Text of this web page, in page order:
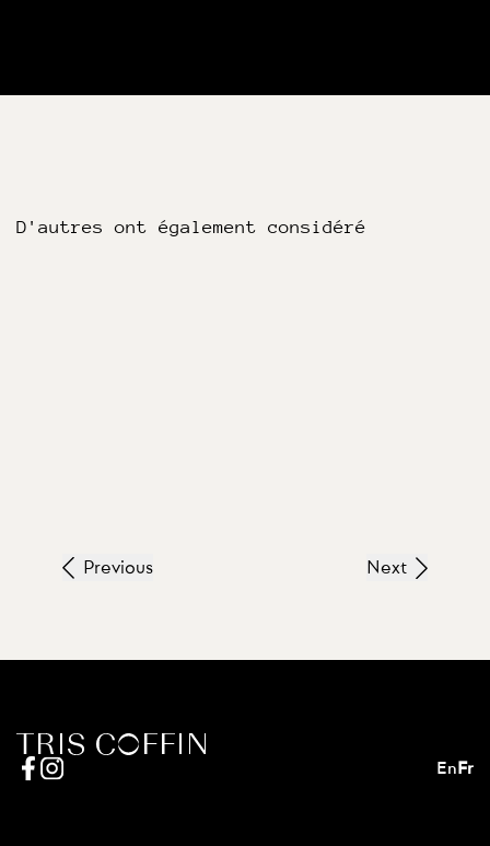
D'autres ont également considéré
Previous Next
En Fr